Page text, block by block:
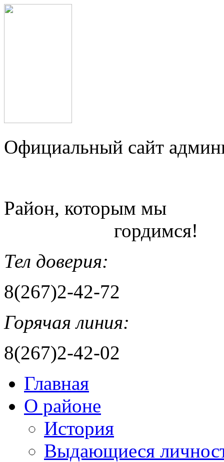
Официальный сайт
Район, которым мы
гордимся!
Тел доверия:
8(267)2-42-72
Горячая линия:
8(267)2-42-02
Главная
О районе
История
Выдающиеся